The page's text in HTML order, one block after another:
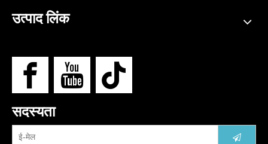
उत्पाद लिंक
सदस्यता